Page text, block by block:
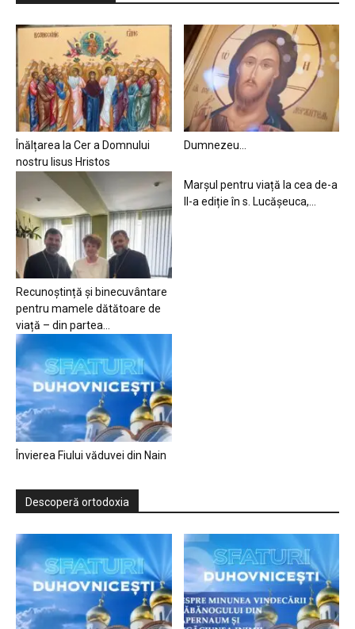
Înălțarea la Cer a Domnului
nostru Iisus Hristos
Dumnezeu…
Recunoștință și binecuvântare
pentru mamele dătătoare de
viață – din partea...
Marșul pentru viață la cea de-a
II-a ediție în s. Lucășeuca,...
Învierea Fiului văduvei din Nain
Descoperă ortodoxia